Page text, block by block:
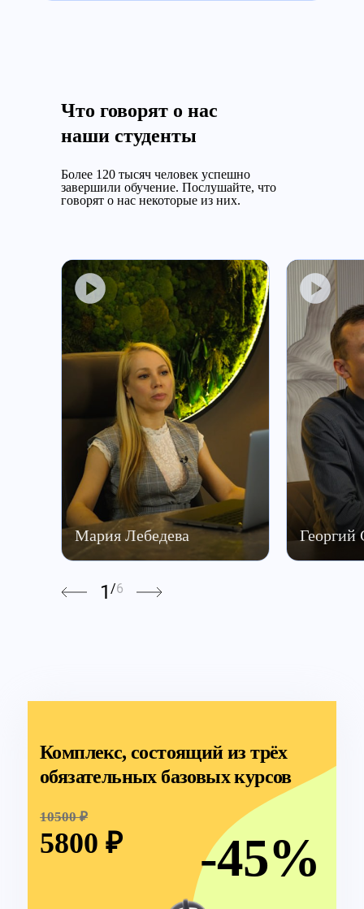
Что говорят о нас
наши студенты
Более 120 тысяч человек успешно
завершили обучение. Послушайте, что
говорят о нас некоторые из них.
Мария Лебедева Георгий
1 /6
Комплекс, состоящий из трёх
обязательных базовых курсов
10500 ₽
5800 ₽ -45%